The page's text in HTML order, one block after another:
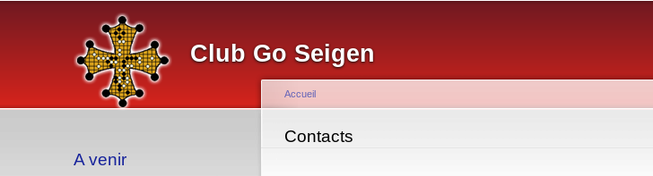
Club Go Seigen
A venir
Vous êtes ici
Accueil
Contacts